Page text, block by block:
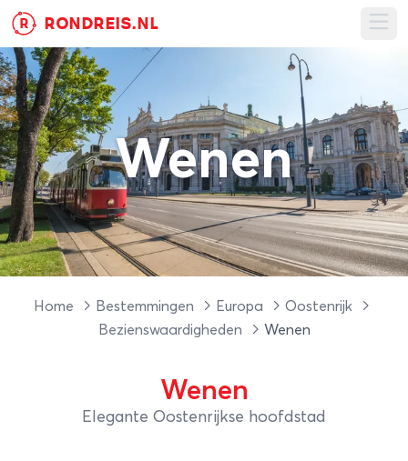
R RONDREIS.NL
Wenen
Home Bestemmingen Europa
Oostenrijk
Bezienswaardigheden
Wenen
Wenen
Elegante Oostenrijkse hoofdstad